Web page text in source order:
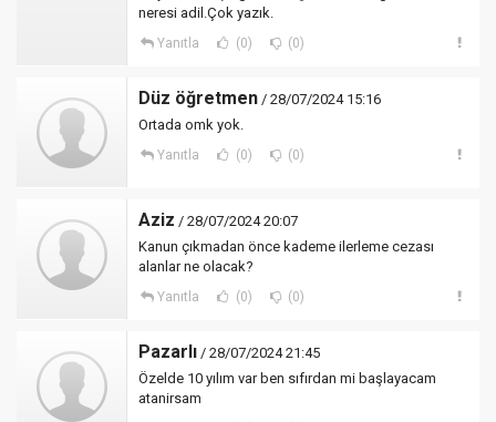
neresi adil.Çok yazık.
Yanıtla (0) (0)
Düz öğretmen / 28/07/2024 15:16
Ortada omk yok.
Yanıtla (0) (0)
Aziz / 28/07/2024 20:07
Kanun çıkmadan önce kademe ilerleme cezası
alanlar ne olacak?
Yanıtla (0) (0)
Pazarlı / 28/07/2024 21:45
Özelde 10 yılım var ben sıfırdan mi başlayacam
atanirsam